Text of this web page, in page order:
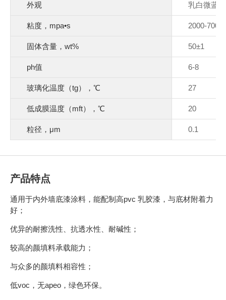
外观 乳白微蓝
粘度，mpa•s 2000-7000
固体含量，wt% 50±1
ph值 6-8
玻璃化温度（tg），℃ 27
低成膜温度（mft），℃ 20
粒径，μm 0.1
产品特点
通用于内外墙底漆涂料，能配制高pvc 乳胶漆，与底材附着力
好；
优异的耐擦洗性、抗透水性、耐碱性；
较高的颜填料承载能力；
与众多的颜填料相容性；
低voc，无apeo，绿色环保。